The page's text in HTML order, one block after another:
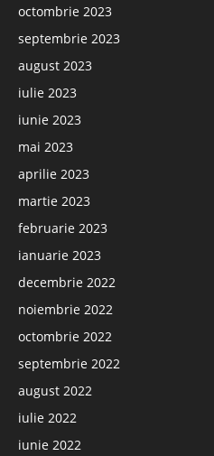
octombrie 2023
septembrie 2023
august 2023
iulie 2023
iunie 2023
mai 2023
aprilie 2023
martie 2023
februarie 2023
ianuarie 2023
decembrie 2022
noiembrie 2022
octombrie 2022
septembrie 2022
august 2022
iulie 2022
iunie 2022